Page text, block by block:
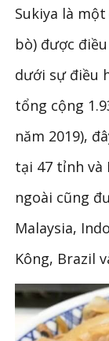
Sukiya là
bò) được
dưới sự điều
tổng cộng
năm 2019),
tại 47 tỉnh và
ngoài cũng
Malaysia,
Kông, Brazil